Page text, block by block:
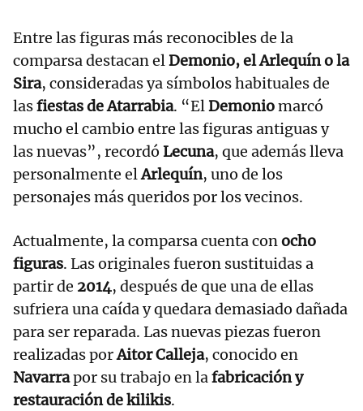
Entre las figuras más reconocibles de la
comparsa destacan elDemonio, el Arlequín o la
Sira, consideradas ya símbolos habituales de
lasfiestas de Atarrabia. “ElDemoniomarcó
mucho el cambio entre las figuras antiguas y
las nuevas”, recordó Lecuna, que además lleva
personalmente elArlequín, uno de los
personajes más queridos por los vecinos.
Actualmente, la comparsa cuenta conocho
figuras. Las originales fueron sustituidas a
partir de 2014, después de que una de ellas
sufriera una caída y quedara demasiado dañada
para ser reparada. Las nuevas piezas fueron
realizadas porAitor Calleja, conocido en
Navarrapor su trabajo en lafabricación y
restauración de kilikis.